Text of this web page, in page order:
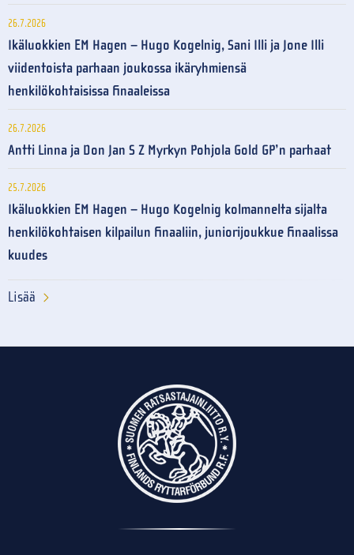
26.7.2026
Ikäluokkien EM Hagen – Hugo Kogelnig, Sani Illi ja Jone Illi
viidentoista parhaan joukossa ikäryhmiensä
henkilökohtaisissa finaaleissa
26.7.2026
Antti Linna ja Don Jan S Z Myrkyn Pohjola Gold GP’n parhaat
25.7.2026
Ikäluokkien EM Hagen – Hugo Kogelnig kolmannelta sijalta
henkilökohtaisen kilpailun finaaliin, juniorijoukkue finaalissa
kuudes
Lisää